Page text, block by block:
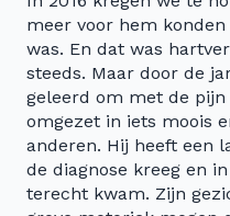
meer voor hem
was. En dat was
steeds. Maar door de
geleerd om met de
omgezet in iets moois
anderen. Hij heeft een
de diagnose kreeg en in
terecht kwam. Zijn